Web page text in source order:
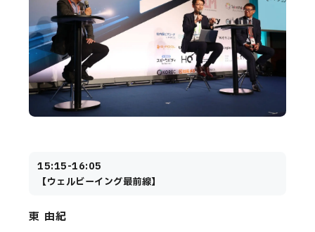
15:15-16:05
【ウェルビーイング最前線】
東 由紀